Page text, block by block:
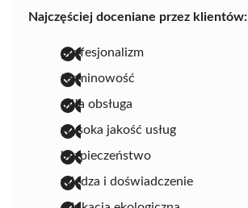
Najczęściej doceniane przez klientów:
profesjonalizm
terminowość
miła obsługa
wysoka jakość usług
bezpieczeństwo
wiedza i doświadczenie